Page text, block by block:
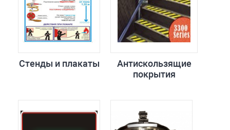
Стенды и плакаты
Антискользящие
покрытия